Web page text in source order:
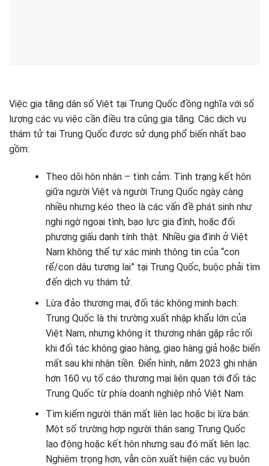
Việc gia tăng dân số Việt tại Trung Quốc đồng nghĩa với số
lượng các vụ việc cần điều tra cũng gia tăng. Các dịch vụ
thám tử tại Trung Quốc được sử dụng phổ biến nhất bao
gồm:
Theo dõi hôn nhân – tình cảm: Tình trạng kết hôn
giữa người Việt và người Trung Quốc ngày càng
nhiều nhưng kéo theo là các vấn đề phát sinh như
nghi ngờ ngoại tình, bạo lực gia đình, hoặc đối
phương giấu danh tính thật. Nhiều gia đình ở Việt
Nam không thể tự xác minh thông tin của “con
rể/con dâu tương lai” tại Trung Quốc, buộc phải tìm
đến dịch vụ thám tử.
Lừa đảo thương mại, đối tác không minh bạch:
Trung Quốc là thị trường xuất nhập khẩu lớn của
Việt Nam, nhưng không ít thương nhân gặp rắc rối
khi đối tác không giao hàng, giao hàng giả hoặc biến
mất sau khi nhận tiền. Điển hình, năm 2023 ghi nhận
hơn 160 vụ tố cáo thương mại liên quan tới đối tác
Trung Quốc từ phía doanh nghiệp nhỏ Việt Nam.
Tìm kiếm người thân mất liên lạc hoặc bị lừa bán:
Một số trường hợp người thân sang Trung Quốc
lao động hoặc kết hôn nhưng sau đó mất liên lạc.
Nghiêm trọng hơn, vẫn còn xuất hiện các vụ buôn